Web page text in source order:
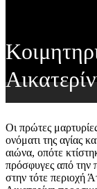
Οι πρώτες
ονόματι της αγίας
αιώνα, οπότε
πρόσφυγες από την
στην τότε περιοχή